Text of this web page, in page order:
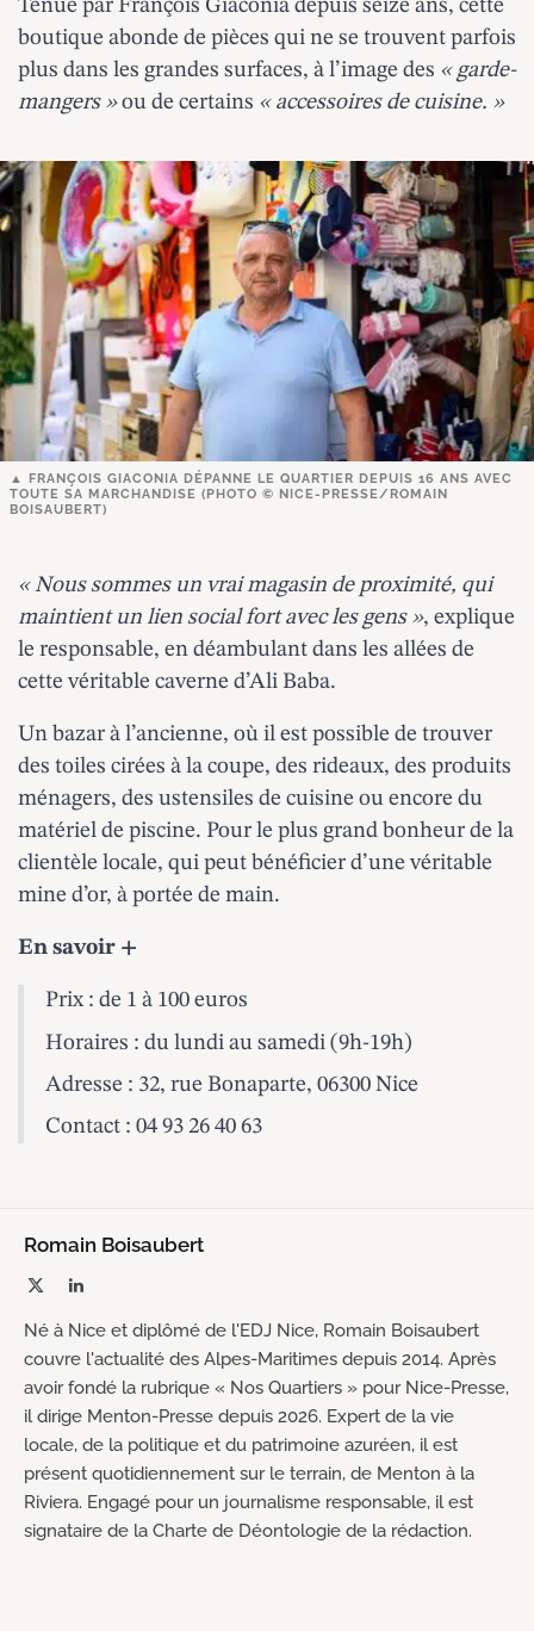
Tenue par François Giaconia depuis seize ans, cette
boutique abonde de pièces qui ne se trouvent parfois
plus dans les grandes surfaces, à l’image des « garde-
mangers »ou de certains « accessoires de cuisine. »
FRANÇOIS GIACONIA DÉPANNE LE QUARTIER DEPUIS 16 ANS AVEC
TOUTE SA MARCHANDISE (PHOTO © NICE-PRESSE/ROMAIN
BOISAUBERT)
« Nous sommes un vrai magasin de proximité, qui
maintient un lien social fort avec les gens », explique
le responsable, en déambulant dans les allées de
cette véritable caverne d’Ali Baba.
Un bazar à l’ancienne, où il est possible de trouver
des toiles cirées à la coupe, des rideaux, des produits
ménagers, des ustensiles de cuisine ou encore du
matériel de piscine. Pour le plus grand bonheur de la
clientèle locale, qui peut bénéficier d’une véritable
mine d’or, à portée de main.
En savoir +
Prix : de 1 à 100 euros
Horaires : du lundi au samedi (9h-19h)
Adresse : 32, rue Bonaparte, 06300 Nice
Contact : 04 93 26 40 63
Romain Boisaubert
LinkedIn
Né à Nice et diplômé de l'EDJ Nice, Romain Boisaubert
couvre l'actualité des Alpes-Maritimes depuis 2014. Après
avoir fondé la rubrique « Nos Quartiers » pour Nice-Presse,
il dirige Menton-Presse depuis 2026. Expert de la vie
locale, de la politique et du patrimoine azuréen, il est
présent quotidiennement sur le terrain, de Menton à la
Riviera. Engagé pour un journalisme responsable, il est
signataire de la Charte de Déontologie de la rédaction.